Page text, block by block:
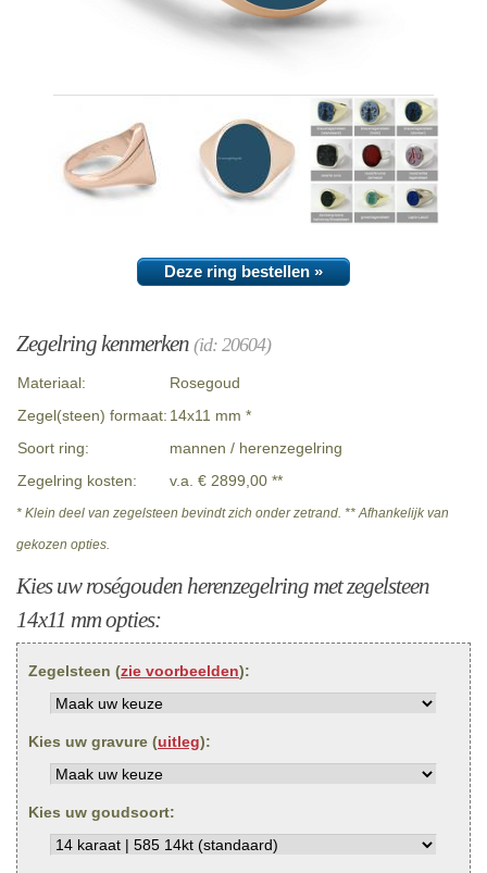
Deze ring bestellen »
Zegelring kenmerken (id: 20604)
Materiaal:
Rosegoud
Zegel(steen) formaat: 14x11 mm *
Soort ring:
mannen / herenzegelring
Zegelring kosten:
v.a. € 2899,00 **
* Klein deel van zegelsteen bevindt zich onder zetrand. ** Afhankelijk van
gekozen opties.
Kies uw roségouden herenzegelring met zegelsteen
14x11 mm opties:
Zegelsteen (zie voorbeelden):
Kies uw gravure (uitleg):
Kies uw goudsoort: